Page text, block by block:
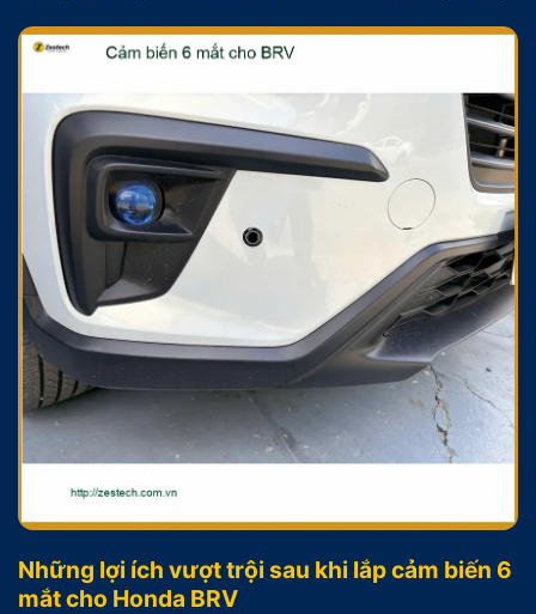
Những lợi ích vượt trội sau khi lắp cảm biến 6
mắt cho Honda BRV